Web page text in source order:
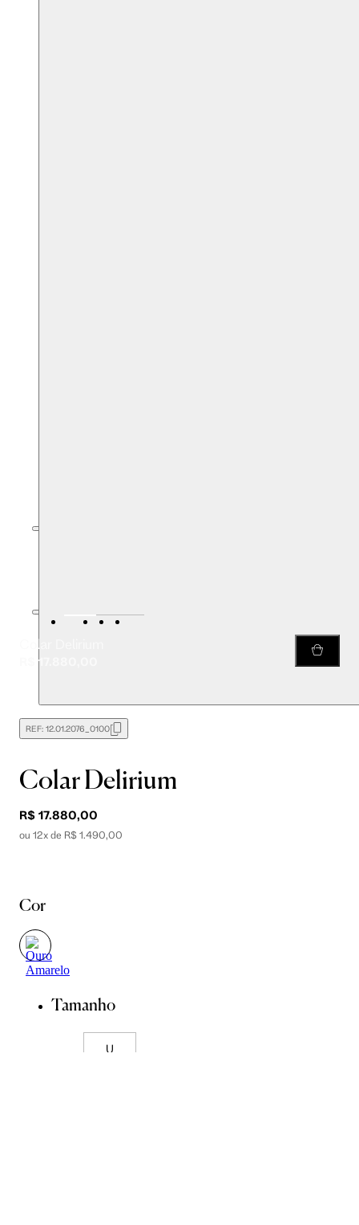
Colar Delirium
R$ 17.880,00
REF: 12.01.2076_0100
Colar Delirium
R$ 17.880,00
ou 12x de R$ 1.490,00
Cor
Tamanho
U